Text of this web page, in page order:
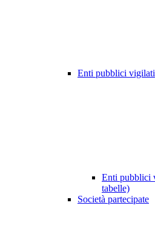
Enti pubblici vigilati
Enti pubblici
tabelle)
Società partecipate